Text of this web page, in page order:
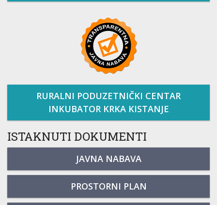
RURALNI PODUZETNIČKI CENTAR
INKUBATOR KRKA KISTANJE
ISTAKNUTI DOKUMENTI
JAVNA NABAVA
PROSTORNI PLAN